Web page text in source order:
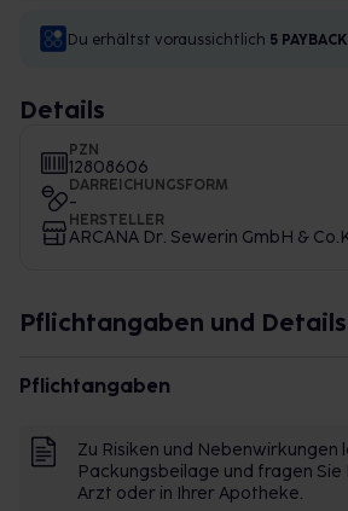
Du erhältst voraussichtlich 5 PAYBACK
Details
PZN
12808606
DARREICHUNGSFORM
-
HERSTELLER
ARCANA Dr. Sewerin GmbH &
Pflichtangaben und Details
Pflichtangaben
Zu Risiken und Nebenwirkungen
Packungsbeilage und fragen Sie
Arzt oder in Ihrer Apotheke.